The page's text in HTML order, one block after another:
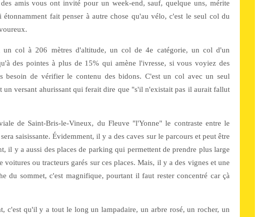
amis vous ont invité pour un week-end, sauf, quelque uns, mérite
fait penser à autre chose qu'au vélo, c'est le seul col du
un col à 206 mètres d'altitude, un col de 4e catégorie, un col d'un
des pointes à plus de 15% qui amène l'ivresse, si vous voyiez des
besoin de vérifier le contenu des bidons. C'est un col avec un seul
un versant ahurissant qui ferait dire que "s'il n'existait pas il aurait fallut
de Saint-Bris-le-Vineux, du Fleuve "l'Yonne" le contraste entre le
saisissante. Évidemment, il y a des caves sur le parcours et peut être
il y a aussi des places de parking qui permettent de prendre plus large
voitures ou tracteurs garés sur ces places. Mais, il y a des vignes et une
du sommet, c'est magnifique, pourtant il faut rester concentré car çà
c'est qu'il y a tout le long un lampadaire, un arbre rosé, un rocher, un